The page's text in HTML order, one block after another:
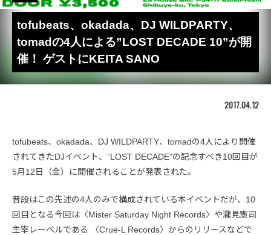
tofubeats、okadada、DJ WILDPARTY、
tomadの4人による”LOST DECADE 10”が開
催！ ゲストにKEITA SANO
2017.04.12
tofubeats、okadada、DJ WILDPARTY、tomadの4人により開催
されてきたDJイベント、”LOST DECADE”の記念すべき10回目が
5月12日（金）に開催されることが発表された。
普段はこの先述の4人のみで構成されている本イベントだが、10
回目となる今回は〈Mister Saturday Night Records〉や瀧見憲司
主宰レーベルである 〈Crue-L Records〉からのリリースなどで